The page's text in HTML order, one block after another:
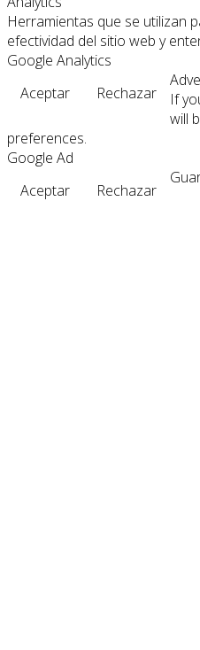
Herramientas que se utilizan
efectividad del sitio web y
Google Analytics
Aceptar
Rechazar
If
will
preferences.
Google Ad
Aceptar
Rechazar